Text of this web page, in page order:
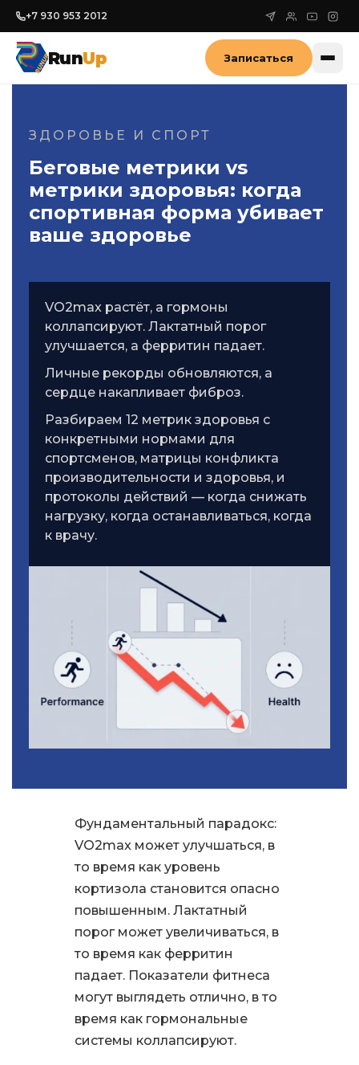
+7 930 953 2012
RunUp Записаться
ЗДОРОВЬЕ И СПОРТ
Беговые метрики vs
метрики здоровья: когда
спортивная форма убивает
ваше здоровье
VO2max растёт, а гормоны
коллапсируют. Лактатный порог
улучшается, а ферритин падает.
Личные рекорды обновляются, а
сердце накапливает фиброз.
Разбираем 12 метрик здоровья с
конкретными нормами для
спортсменов, матрицы конфликта
производительности и здоровья, и
протоколы действий — когда снижать
нагрузку, когда останавливаться, когда
к врачу.
Фундаментальный парадокс:
VO2max может улучшаться, в
то время как уровень
кортизола становится опасно
повышенным. Лактатный
порог может увеличиваться, в
то время как ферритин
падает. Показатели фитнеса
могут выглядеть отлично, в то
время как гормональные
системы коллапсируют.